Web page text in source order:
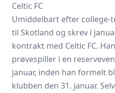
Celtic FC
Umiddelbart efter
til Skotland og skrev i
kontrakt med Celtic FC.
prøvespiller i en
januar, inden han formelt
klubben den 31. januar.